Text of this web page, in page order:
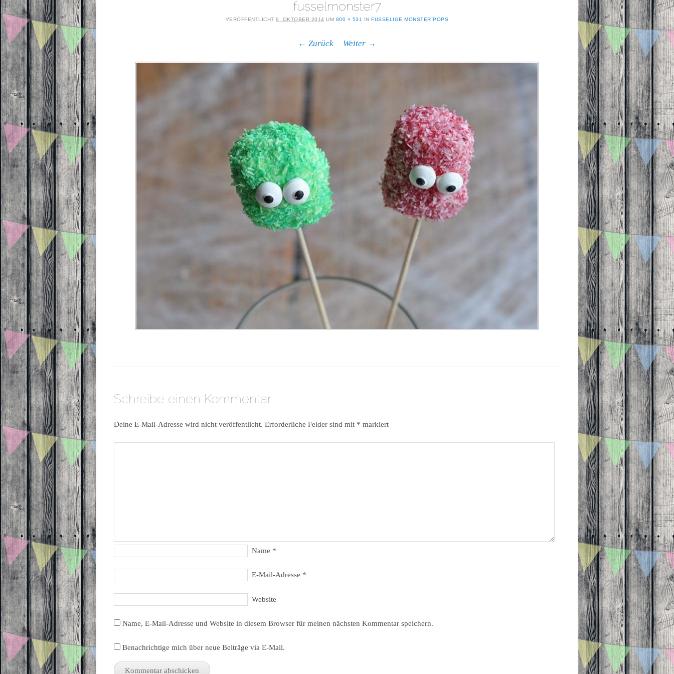
fusselmonster7
VERÖFFENTLICHT9. OKTOBER 2014 UM 800 × 531 INFUSSELIGE MONSTER POPS
← Zurück Weiter →
Schreibe einen Kommentar
Deine E-Mail-Adresse wird nicht veröffentlicht. Erforderliche Felder sind mit * markiert
Name *
E-Mail-Adresse *
Website
Name, E-Mail-Adresse und Website in diesem Browser für meinen nächsten Kommentar speichern.
Benachrichtige mich über neue Beiträge via E-Mail.